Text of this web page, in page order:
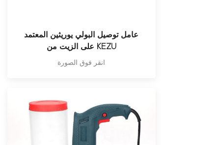
عامل توصيل البولي يوريثين المعتمد
على الزيت من KEZU
انقر فوق الصورة